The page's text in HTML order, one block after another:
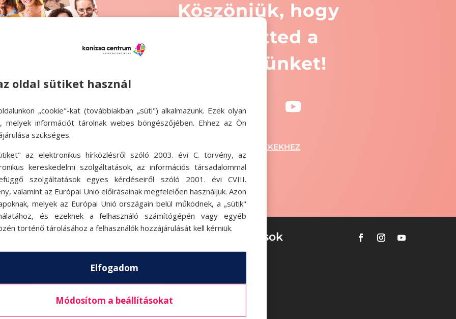
Köszönjük, hogy
kitöltötted a
kérdőívünket!
VISSZA A CIKKEKHEZ
Aktualitások
oldal sütiket használ
„cookie"-kat (továbbiakban „süti") alkalmazunk. Ezek olyan
melyek információt tárolnak webes böngészőjében. Ehhez az Ön
szükséges.
az elektronikus hírközlésről szóló 2003. évi C. törvény, az
kereskedelmi szolgáltatások, az információs társadalommal
szolgáltatások egyes kérdéseiről szóló 2001. évi CVIII.
valamint az Európai Unió előírásainak megfelelően használjuk. Azon
melyek az Európai Unió országain belül működnek, a „sütik"
és ezeknek a felhasználó számítógépén vagy egyéb
történő tárolásához a felhasználók hozzájárulását kell kérniük.
Elfogadom
Módosítom a beállításokat